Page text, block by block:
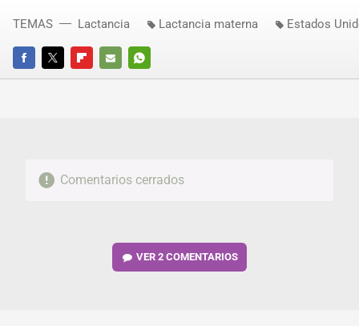
FACEBOOKTWITTERFLIPBOARD
E-
WHATSAPP
TEMAS Lactancia Lactancia materna Estados
Comentarios cerrados
VER2 COMENTARIOS